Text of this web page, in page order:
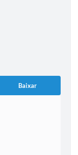
Baixar